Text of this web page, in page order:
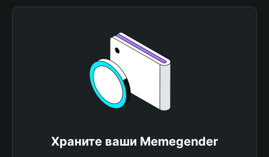
Храните ваши Memegender